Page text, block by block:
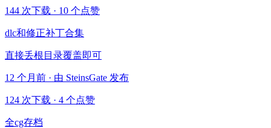
144 次下载 · 10 个点赞
dlc和修正补丁合集
直接丢根目录覆盖即可
12 个月前 · 由 SteinsGate 发布
124 次下载 · 4 个点赞
全cg存档